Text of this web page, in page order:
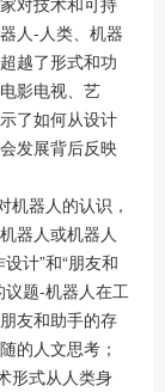
人-人类、机器
越了形式和功
影电视、艺
了如何从设计
发展背后反映
机器人的认识，
器人或机器人
计”和“朋友和
议题-机器人在工
友和助手的存
的人文思考；
形式从人类身